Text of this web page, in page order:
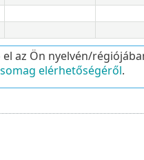
az Ön nyelvén/
elérhetőségéről.